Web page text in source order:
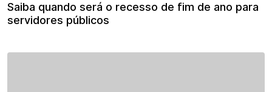
Saiba quando será o recesso de fim de ano para
servidores públicos